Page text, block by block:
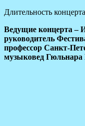
Длительность
Ведущие концерта –
руководитель
профессор Санкт-
музыковед Гюльнара